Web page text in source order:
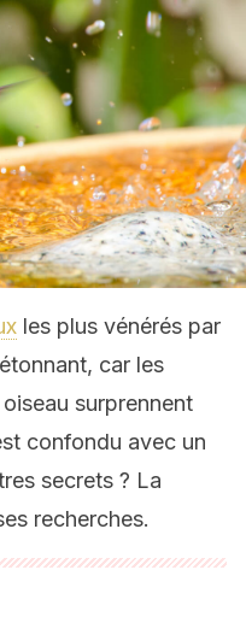
les plus vénérés par
car les
surprennent
confondu avec un
secrets ? La
recherches.